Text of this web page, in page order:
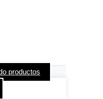
productos